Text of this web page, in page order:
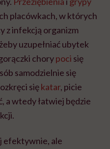
placówkach, w których
z infekcją organizm
uzupełniać ubytek
chorypoci się
samodzielnie się
siękatar, picie
a wtedy łatwiej będzie
efektywnie, ale